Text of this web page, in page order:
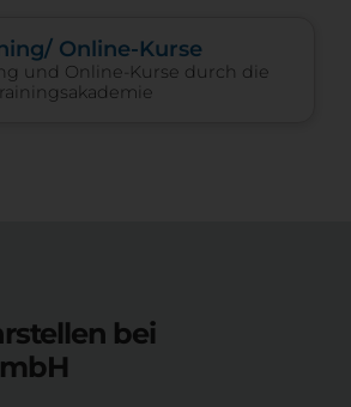
Online-​Kurse
und Online-Kurse durch die
bei